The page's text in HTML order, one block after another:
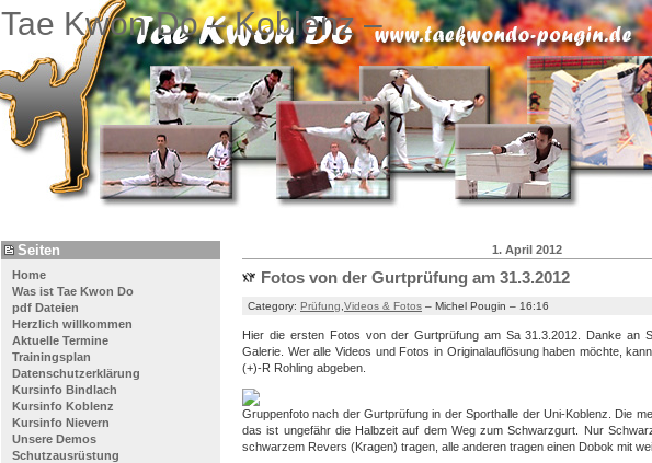
Tae Kwon Do – Koblenz –
Seiten
Home
Was ist Tae Kwon Do
pdf Dateien
Herzlich willkommen
Aktuelle Termine
Trainingsplan
Datenschutzerklärung
Kursinfo Bindlach
Kursinfo Koblenz
Kursinfo Nievern
Unsere Demos
Schutzausrüstung
1. April 2012
Fotos von der Gurtprüfung am 31.3.2012
Category: Prüfung Videos & Fotos – Michel Pougin – 16:16
Hier die ersten Fotos von der Gurtprüfung am Sa 31.3.2012. Danke an
Galerie. Wer alle Videos und Fotos in Originalauflösung haben möchte,
(+)-R Rohling abgeben.
Gruppenfoto nach der Gurtprüfung in der Sporthalle der Uni-Koblenz. Die
das ist ungefähr die Halbzeit auf dem Weg zum Schwarzgurt. Nur
schwarzem Revers (Kragen) tragen, alle anderen tragen einen Dobok mit